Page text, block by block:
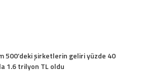
500’deki şirketlerin geliri yüzde 40
1.6 trilyon TL oldu